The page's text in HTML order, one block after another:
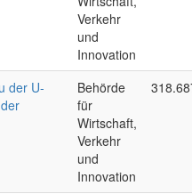
Verkehr
und
Innovation
der U-
Behörde
für
Wirtschaft,
Verkehr
und
Innovation